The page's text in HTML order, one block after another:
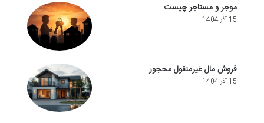
موجر و مستاجر چیست
15 آذر 1404
فروش مال غیرمنقول محجور
15 آذر 1404